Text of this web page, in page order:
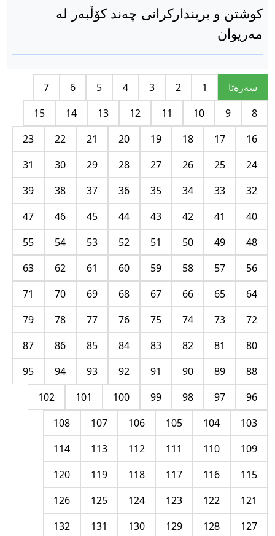
کوشتن و بریندارکرانی چەند کۆڵبەر لە
مەریوان
سه‌ره‌تا 1
2
3
4
5
6
7
8
9
10
11
12
13
14
15
16
17
18
19
20
21
22
23
24
25
26
27
28
29
30
31
32
33
34
35
36
37
38
39
40
41
42
43
44
45
46
47
48
49
50
51
52
53
54
55
56
57
58
59
60
61
62
63
64
65
66
67
68
69
70
71
72
73
74
75
76
77
78
79
80
81
82
83
84
85
86
87
88
89
90
91
92
93
94
95
96
97
98
99
100
101
102
103
104
105
106
107
108
109
110
111
112
113
114
115
116
117
118
119
120
121
122
123
124
125
126
127
128
129
130
131
132